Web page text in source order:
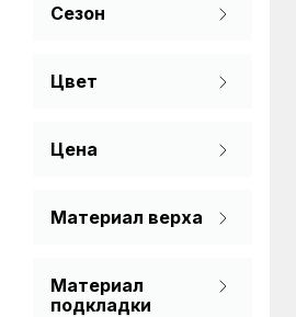
Аутлет
45
Сезон
Цвет
Черный
Цена
Материал верха
Спилок
Материал
подкладки